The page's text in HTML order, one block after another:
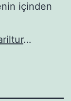
içinden
…